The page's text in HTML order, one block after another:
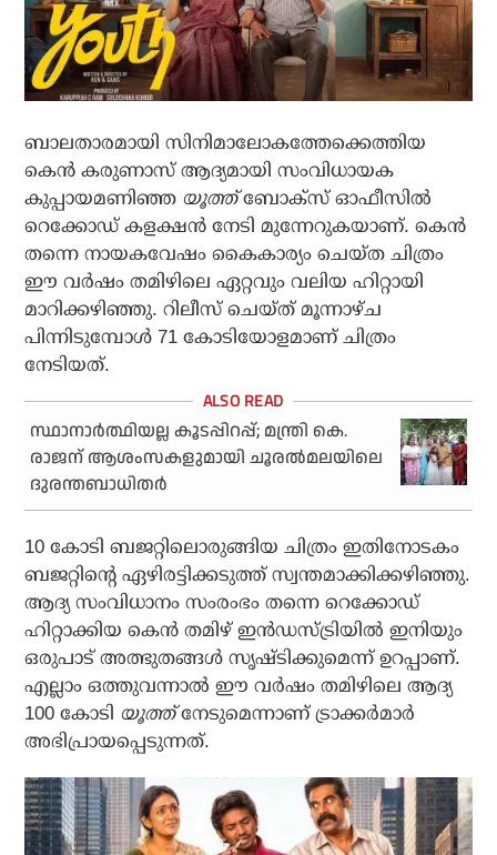
ബാലതാരമായി സിനിമാലോകത്തേക്കെത്തിയ
കെന്‍ കരുണാസ് ആദ്യമായി സംവിധായക
കുപ്പായമണിഞ്ഞ യൂത്ത്ബോക്‌സ് ഓഫീസില്‍
റെക്കോഡ് കളക്ഷന്‍ നേടി മുന്നേറുകയാണ്. കെന്‍
തന്നെ നായകവേഷം കൈകാര്യം ചെയ്ത ചിത്രം
ഈ വര്‍ഷം തമിഴിലെ ഏറ്റവും വലിയ ഹിറ്റായി
മാറിക്കഴിഞ്ഞു. റിലീസ് ചെയ്ത് മൂന്നാഴ്ച
പിന്നിടുമ്പോള്‍ 71 കോടിയോളമാണ് ചിത്രം
നേടിയത്.
സ്ഥാനാർത്ഥിയല്ല കൂടപ്പിറപ്പ്; മന്ത്രി കെ.
രാജന് ആശംസകളുമായി ചൂരൽമലയിലെ
ദുരന്തബാധിതർ
10 കോടി ബജറ്റിലൊരുങ്ങിയ ചിത്രം ഇതിനോടകം
ബജറ്റിന്റെ ഏഴിരട്ടിക്കടുത്ത് സ്വന്തമാക്കിക്കഴിഞ്ഞു.
ആദ്യ സംവിധാനം സംരംഭം തന്നെ റെക്കോഡ്
ഹിറ്റാക്കിയ കെന്‍ തമിഴ് ഇന്‍ഡസ്ട്രിയില്‍ ഇനിയും
ഒരുപാട് അത്ഭുതങ്ങള്‍ സൃഷ്ടിക്കുമെന്ന് ഉറപ്പാണ്.
എല്ലാം ഒത്തുവന്നാല്‍ ഈ വര്‍ഷം തമിഴിലെ ആദ്യ
100 കോടി യൂത്ത്നേടുമെന്നാണ് ട്രാക്കര്‍മാര്‍
അഭിപ്രായപ്പെടുന്നത്.